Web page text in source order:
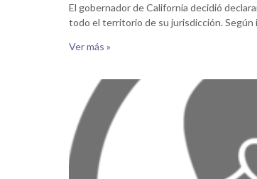
El gobernador de California decidió
todo el territorio de su jurisdicción. Según
Ver más »